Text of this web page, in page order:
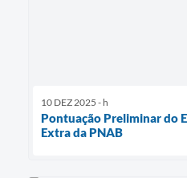
10 DEZ 2025 - h
Pontuação Preliminar do
Extra da PNAB